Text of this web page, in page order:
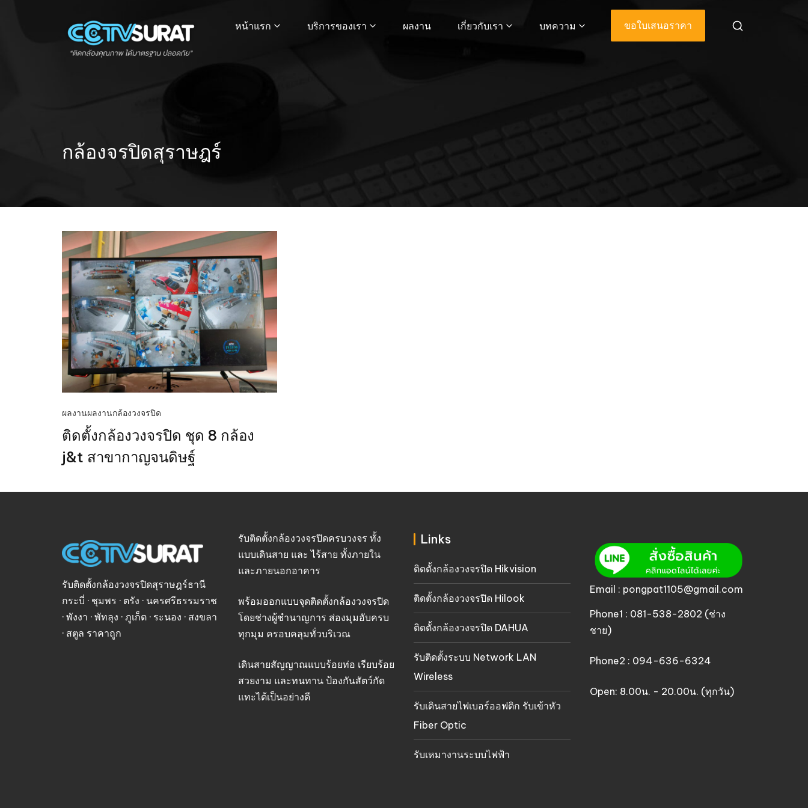
หน้าแรก บริการของเรา ผลงาน เกี่ยวกับเรา บทความ ขอใบเสนอราคา
กล้องจรปิดสุราษฎร์
ผลงานผลงานกล้องวงจรปิด
ติดตั้งกล้องวงจรปิด ชุด 8 กล้อง
j&t สาขากาญจนดิษฐ์
รับติดตั้งกล้องวงจรปิดสุราษฎร์ธานี
กระบี่ · ชุมพร · ตรัง · นครศรีธรรมราช
· พังงา · พัทลุง · ภูเก็ต · ระนอง · สงขลา
· สตูล ราคาถูก
รับติดตั้งกล้องวงจรปิดครบวงจร ทั้ง
แบบเดินสาย และ ไร้สาย ทั้งภายใน
และภายนอกอาคาร
พร้อมออกแบบจุดติดตั้งกล้องวงจรปิด
โดยช่างผู้ชำนาญการ ส่องมุมอับครบ
ทุกมุม ครอบคลุมทั่วบริเวณ
เดินสายสัญญาณแบบร้อยท่อ เรียบร้อย
สวยงาม และทนทาน ป้องกันสัตว์กัด
แทะได้เป็นอย่างดี
Links
ติดตั้งกล้องวงจรปิด Hikvision
ติดตั้งกล้องวงจรปิด Hilook
ติดตั้งกล้องวงจรปิด DAHUA
รับติดตั้งระบบ Network LAN
Wireless
รับเดินสายไฟเบอร์ออฟติก รับเข้าหัว
Fiber Optic
รับเหมางานระบบไฟฟ้า
Email : pongpat1105@gmail.com
Phone1 : 081-538-2802 (ช่าง
ชาย)
Phone2 : 094-636-6324
Open: 8.00น. - 20.00น. (ทุกวัน)